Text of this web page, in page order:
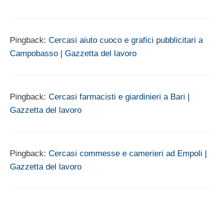
Pingback: Cercasi aiuto cuoco e grafici pubblicitari a
Campobasso | Gazzetta del lavoro
Pingback: Cercasi farmacisti e giardinieri a Bari |
Gazzetta del lavoro
Pingback: Cercasi commesse e camerieri ad Empoli |
Gazzetta del lavoro